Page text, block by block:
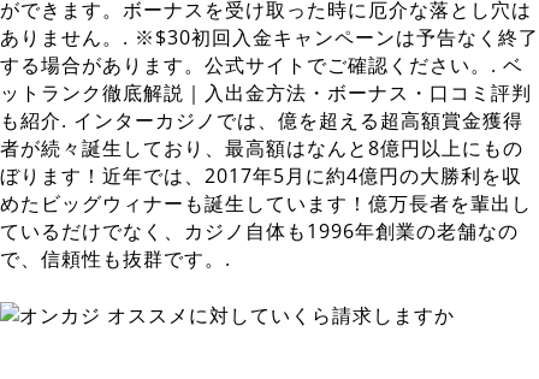
ができます。ボーナスを受け取った時に厄介な落とし穴は
ありません。. ※$30初回入金キャンペーンは予告なく終了
する場合があります。公式サイトでご確認ください。. ベ
ットランク徹底解説｜入出金方法・ボーナス・口コミ評判
も紹介. インターカジノでは、億を超える超高額賞金獲得
者が続々誕生しており、最高額はなんと8億円以上にもの
ぼります！近年では、2017年5月に約4億円の大勝利を収
めたビッグウィナーも誕生しています！億万長者を輩出し
ているだけでなく、カジノ自体も1996年創業の老舗なの
で、信頼性も抜群です。.